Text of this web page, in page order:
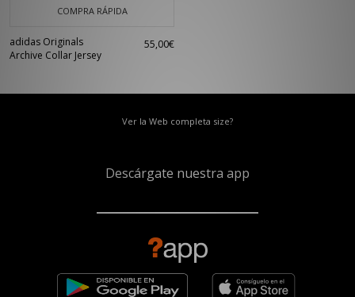
COMPRA RÁPIDA
adidas Originals
Archive Collar Jersey
55,00€
Ver la Web completa size?
Descárgate nuestra app